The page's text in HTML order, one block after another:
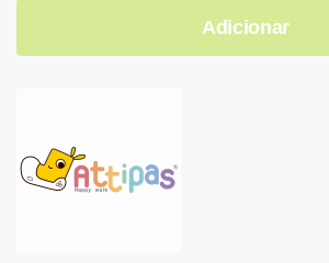
Adicionar